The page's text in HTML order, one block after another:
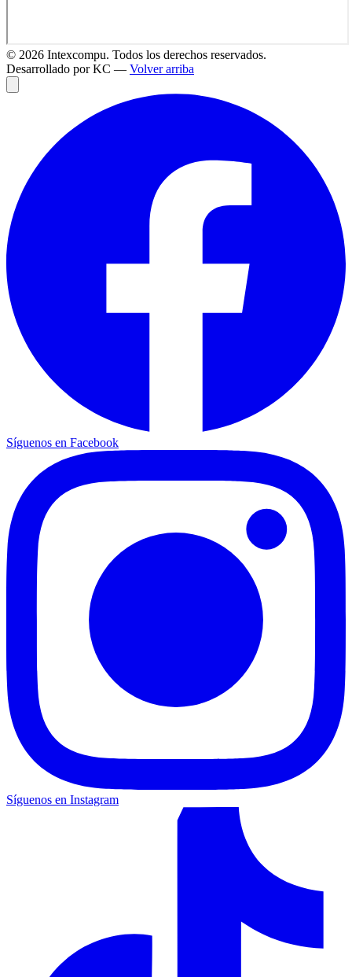
© 2026 Intexcompu. Todos los derechos reservados.
Desarrollado por KC — Volver arriba
Síguenos en Facebook
Síguenos en Instagram